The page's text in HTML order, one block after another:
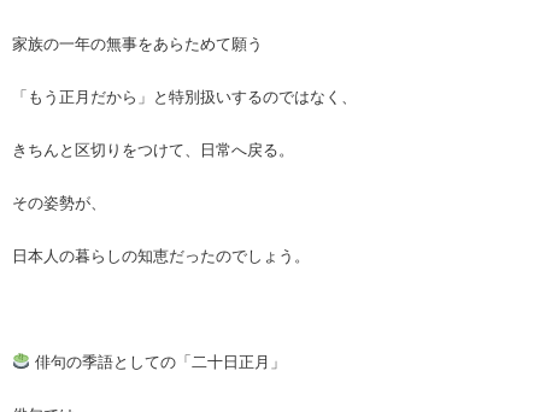
家族の一年の無事をあらためて願う
「もう正月だから」と特別扱いするのではなく、
きちんと区切りをつけて、日常へ戻る。
その姿勢が、
日本人の暮らしの知恵だったのでしょう。
俳句の季語としての「二十日正月」